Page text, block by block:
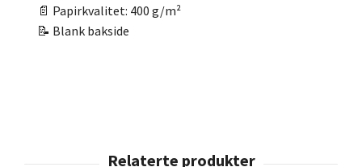
📄 Papirkvalitet: 400 g/m²
📝 Blank bakside